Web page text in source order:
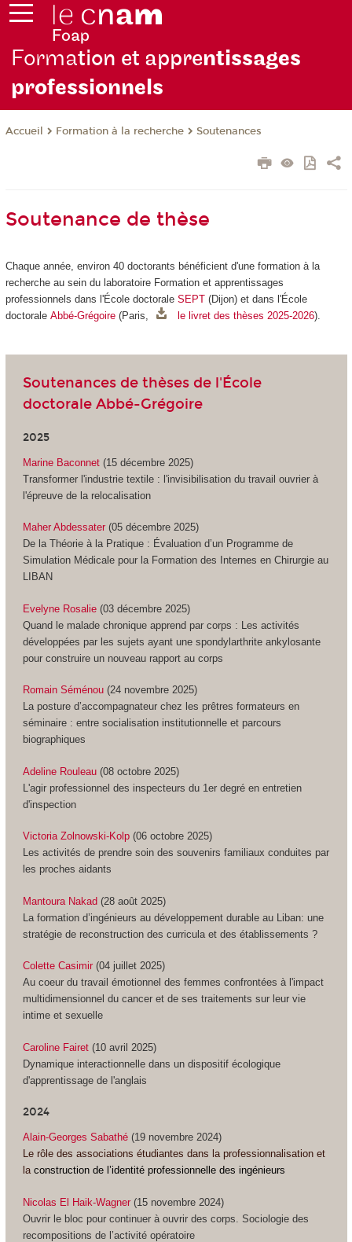
Formation et apprentissages
professionnels
Accueil Formation à la recherche Soutenances
Soutenance de thèse
Chaque année, environ 40 doctorants bénéficient d'une formation à la
recherche au sein du laboratoire Formation et apprentissages
professionnels dans l'École doctorale SEPT(Dijon) et dans l'École
doctorale Abbé-Grégoire(Paris, le livret des thèses 2025-2026).
Soutenances de thèses de l'École
doctorale Abbé-Grégoire
2025
Marine Baconnet(15 décembre 2025)
Transformer l'industrie textile : l'invisibilisation du travail ouvrier à
l'épreuve de la relocalisation
Maher Abdessater (05 décembre 2025)
De la Théorie à la Pratique : Évaluation d’un Programme de
Simulation Médicale pour la Formation des Internes en Chirurgie au
LIBAN
Evelyne Rosalie(03 décembre 2025)
Quand le malade chronique apprend par corps : Les activités
développées par les sujets ayant une spondylarthrite ankylosante
pour construire un nouveau rapport au corps
Romain Séménou(24 novembre 2025)
La posture d’accompagnateur chez les prêtres formateurs en
séminaire : entre socialisation institutionnelle et parcours
biographiques
Adeline Rouleau(08 octobre 2025)
L'agir professionnel des inspecteurs du 1er degré en entretien
d'inspection
Victoria Zolnowski-Kolp(06 octobre 2025)
Les activités de prendre soin des souvenirs familiaux conduites par
les proches aidants
Mantoura Nakad(28 août 2025)
La formation d’ingénieurs au développement durable au Liban: une
stratégie de reconstruction des curricula et des établissements ?
Colette Casimir(04 juillet 2025)
Au coeur du travail émotionnel des femmes confrontées à l'impact
multidimensionnel du cancer et de ses traitements sur leur vie
intime et sexuelle
Caroline Fairet(10 avril 2025)
Dynamique interactionnelle dans un dispositif écologique
d'apprentissage de l'anglais
2024
Alain-Georges Sabathé(19 novembre 2024)
Le rôle des associations étudiantes dans la professionnalisation et
la construction de l’identité professionnelle des ingénieurs
Nicolas El Haik-Wagner (15 novembre 2024)
Ouvrir le bloc pour continuer à ouvrir des corps. Sociologie des
recompositions de l’activité opératoire